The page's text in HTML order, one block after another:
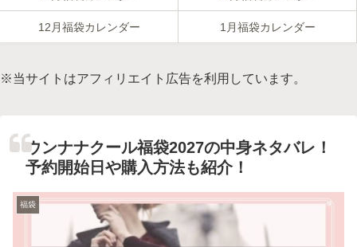
12月福袋カレンダー 1月福袋カレンダー
※当サイトはアフィリエイト広告を利用しています。
ウンナナクール福袋2027の中身ネタバレ！
予約開始日や購入方法も紹介！
福袋